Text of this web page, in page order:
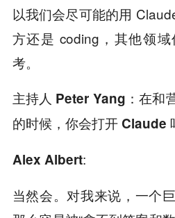
以我们会尽可能的用
方还是 coding，其他领
考。
主持人 Peter Yang：在和
的时候，你会打开 Claude
Alex Albert:
当然会。对我来说，一个